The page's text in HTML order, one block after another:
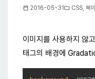
calendar_today 2016-05-31folder CSS 북
이미지를 사용하지 않
태그의 배경에